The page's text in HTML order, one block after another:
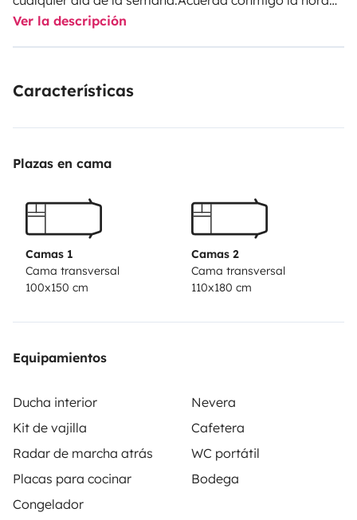
de llegada de tu avión y te la entregaré en el mismo
aeropuerto.Esta casita caracol ideal para 3pax (2
180x110cm...150x100cm
mesa y dos sillas
storeDescubre todos los rincones de la isla, con esta
Ver la descripción
Características
Plazas en cama
Camas 1
Cama transversal
100x150 cm
Camas 2
Cama transversal
110x180 cm
Equipamientos
Ducha interior
Nevera
Kit de vajilla
Cafetera
Radar de marcha atrás
WC portátil
Placas para cocinar
Bodega
Congelador